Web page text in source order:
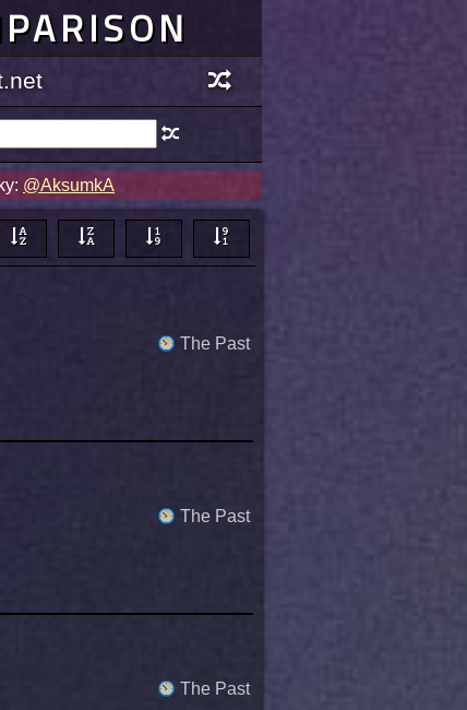
@AksumkA
The Past
The Past
The Past